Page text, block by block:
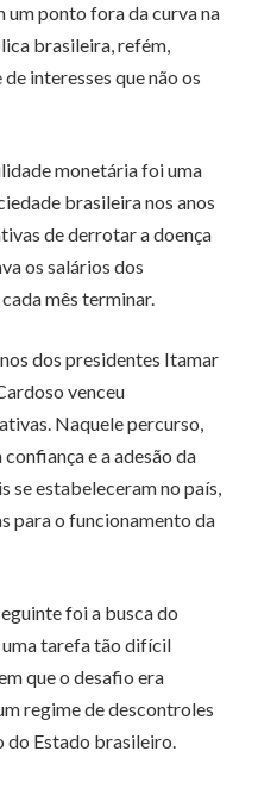
ponto fora da curva na
brasileira, refém,
interesses que não os
monetária foi uma
brasileira nos anos
de derrotar a doença
os salários dos
mês terminar.
dos presidentes Itamar
venceu
Naquele percurso,
e a adesão da
se estabeleceram no país,
para o funcionamento da
foi a busca do
tarefa tão difícil
que o desafio era
regime de descontroles
do Estado brasileiro.